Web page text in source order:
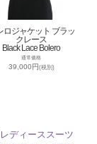
ロジャケット ブラッ
クレース
Black Lace Bolero
通常価格
39,000円(税別)